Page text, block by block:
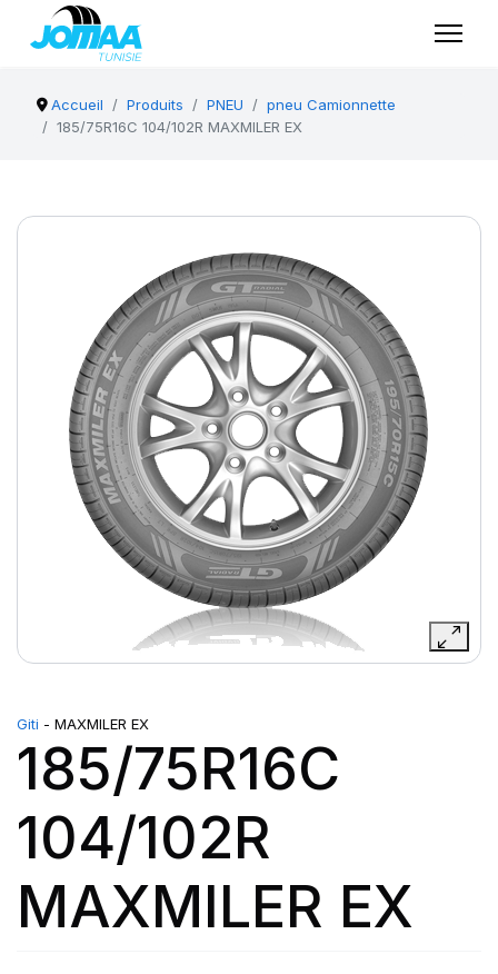
Accueil Produits PNEU
pneu Camionnette
185/75R16C 104/102R MAXMILER EX
Giti - MAXMILER EX
185/75R16C
104/102R
MAXMILER EX